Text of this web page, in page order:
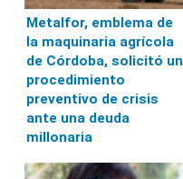
Metalfor, emblema de
la maquinaria agrícola
de Córdoba, solicitó un
procedimiento
preventivo de crisis
ante una deuda
millonaria